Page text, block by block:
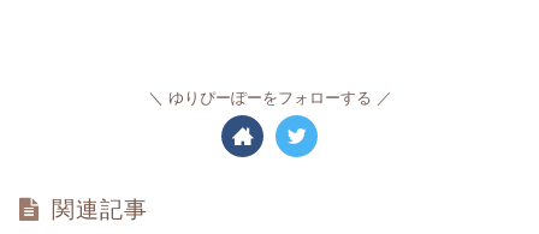
ゆりぴーぽーをフォローする
関連記事